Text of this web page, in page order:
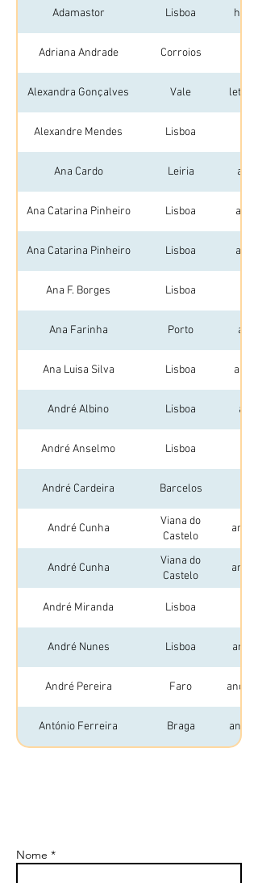
Adamastor Lisboa
Adriana Andrade Corroios
Alexandra Gonçalves Vale
Alexandre Mendes Lisboa
Ana Cardo Leiria
Ana Catarina Pinheiro Lisboa
Ana Catarina Pinheiro Lisboa
Ana F. Borges Lisboa
Ana Farinha Porto
Ana Luisa Silva Lisboa
André Albino Lisboa
André Anselmo Lisboa
André Cardeira Barcelos
André Cunha
Viana do
Castelo
André Cunha
Viana do
Castelo
André Miranda Lisboa
André Nunes Lisboa
André Pereira Faro
António Ferreira Braga
Nome *